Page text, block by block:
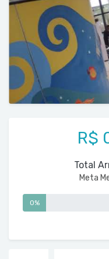
R$
Total
Meta
0%